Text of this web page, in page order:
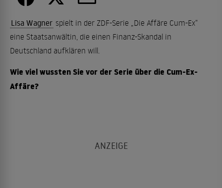
Lisa Wagner spielt in der ZDF-Serie „Die Affäre Cum-Ex“
eine Staatsanwältin, die einen Finanz-Skandal in
Deutschland aufklären will.
Wie viel wussten Sie vor der Serie über die Cum-Ex-
Affäre?